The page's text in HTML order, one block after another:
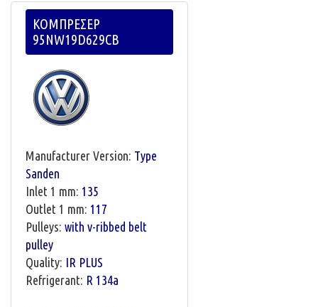
ΚΟΜΠΡΕΣΕΡ
95NW19D629CB
Manufacturer Version: Type
Sanden
Inlet 1 mm: 135
Outlet 1 mm: 117
Pulleys: with v-ribbed belt
pulley
Quality: IR PLUS
Refrigerant: R 134a